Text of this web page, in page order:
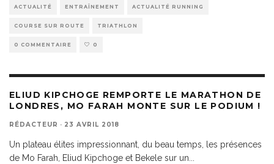
ACTUALITÉ ENTRAÎNEMENT ACTUALITÉ RUNNING
COURSE SUR ROUTE TRIATHLON
0 COMMENTAIRE 0
ELIUD KIPCHOGE REMPORTE LE MARATHON DE
LONDRES, MO FARAH MONTE SUR LE PODIUM !
RÉDACTEUR · 23 AVRIL 2018
Un plateau élites impressionnant, du beau temps, les présences
de Mo Farah, Eliud Kipchoge et Bekele sur un...